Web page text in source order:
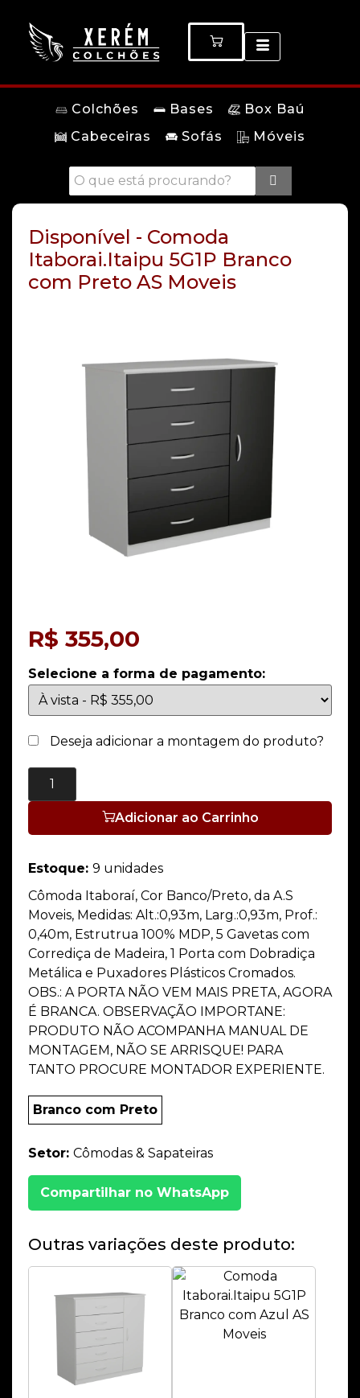
Colchões Bases
Box Baú
Cabeceiras
Sofás Móveis
Disponível - Comoda
Itaborai.Itaipu 5G1P Branco
com Preto AS Moveis
R$ 355,00
Selecione a forma de pagamento:
Deseja adicionar a montagem do produto?
Adicionar ao Carrinho
Estoque: 9 unidades
Cômoda Itaboraí, Cor Banco/Preto, da A.S
Moveis, Medidas: Alt.:0,93m, Larg.:0,93m, Prof.:
0,40m, Estrutrua 100% MDP, 5 Gavetas com
Corrediça de Madeira, 1 Porta com Dobradiça
Metálica e Puxadores Plásticos Cromados.
OBS.: A PORTA NÃO VEM MAIS PRETA, AGORA
É BRANCA. OBSERVAÇÃO IMPORTANE:
PRODUTO NÃO ACOMPANHA MANUAL DE
MONTAGEM, NÃO SE ARRISQUE! PARA
TANTO PROCURE MONTADOR EXPERIENTE.
Branco com Preto
Setor: Cômodas & Sapateiras
Compartilhar no WhatsApp
Outras variações deste produto: